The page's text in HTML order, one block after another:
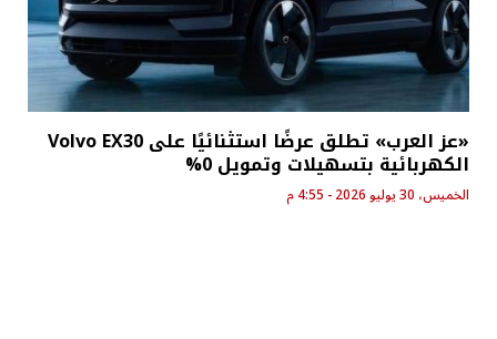
«عز العرب» تطلق عرضًا استثنائيًا على Volvo EX30
الكهربائية بتسهيلات وتمويل 0%
الخميس، 30 يوليو 2026 - 4:55 م